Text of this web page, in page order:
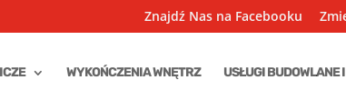
Znajdź Nas na Facebooku
WYKOŃCZENIA WNĘTRZ USŁUGI BUDOWLANE